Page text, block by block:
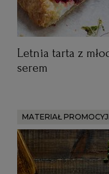
Letnia tarta z
serem
MATERIAŁ